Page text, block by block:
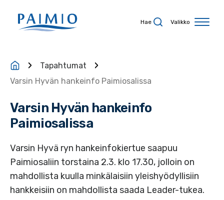
Hae Valikko
Tapahtumat
Varsin Hyvän hankeinfo Paimiosalissa
Varsin Hyvän hankeinfo
Paimiosalissa
Varsin Hyvä ryn hankeinfokiertue saapuu
Paimiosaliin torstaina 2.3. klo 17.30, jolloin on
mahdollista kuulla minkälaisiin yleishyödyllisiin
hankkeisiin on mahdollista saada Leader-tukea.